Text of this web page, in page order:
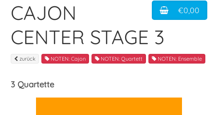
Bodypercussion
Cajon
Drumset
CDs
Folk
Hörbuch
KONTAKT
AGB
€0,00
CAJON
CENTER STAGE 3
zurück NOTEN: Cajon NOTEN: Quartett NOTEN: Ensemble
3 Quartette